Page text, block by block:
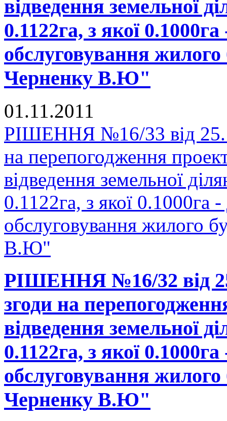
відведення земельної
0.1122га, з якої
обслуговування
Черненку В.Ю"
01.11.2011
РІШЕННЯ №16/33 від
на перепогодження
відведення земельної
0.1122га, з якої 0.1000га -
обслуговування жилого
В.Ю"
РІШЕННЯ №16/32 від
згоди на
відведення земельної
0.1122га, з якої
обслуговування
Черненку В.Ю"